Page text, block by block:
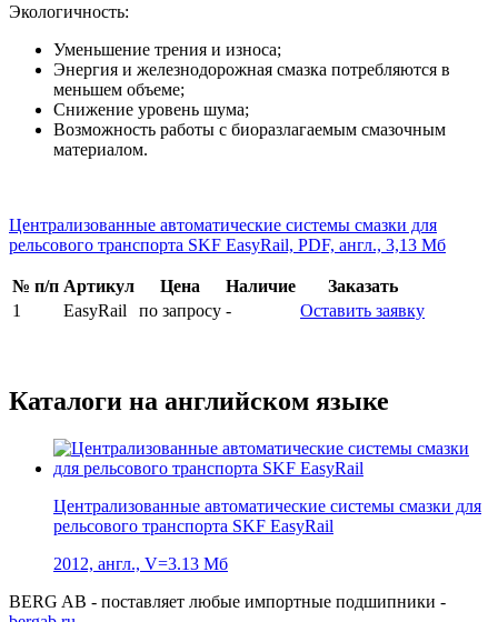
Экологичность:
Уменьшение трения и износа;
Энергия и железнодорожная смазка потребляются в
меньшем объеме;
Снижение уровень шума;
Возможность работы с биоразлагаемым смазочным
материалом.
Централизованные автоматические системы смазки для
рельсового транспорта SKF EasyRail, PDF, англ., 3,13 Мб
№ п/п Артикул Цена Наличие
Заказать
1
EasyRail по запросу - Оставить заявку
Каталоги на английском языке
Централизованные автоматические системы смазки для
рельсового транспорта SKF EasyRail
2012, англ., V=3.13 Мб
BERG AB - поставляет любые импортные подшипники -